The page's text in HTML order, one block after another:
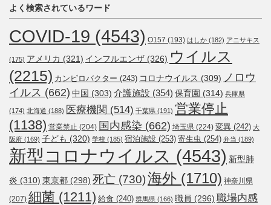
よく検索されているワード
COVID-19 (4543) O157 (193) はしか (182) アニサキス
(175) アメリカ (321) インフルエンザ (326) ウイルス
(2215) カンピロバクター (243) コロナウイルス (309) ノロウ
イルス (662) 中国 (303) 介護施設 (354) 保育園 (314) 兵庫県
(174) 北海道 (188) 医療機関 (514) 千葉県 (191) 営業停止
(1138) 営業禁止 (204) 国内感染 (662) 埼玉県 (224) 変異 (242) 大
阪府 (169) 子ども (320) 学校 (185) 宿泊施設 (253) 寄生虫 (254) 弁当 (189)
新型コロナウイルス (4543) 新型肺
炎 (310) 東京都 (298) 死亡 (730)海外 (1710) 神奈川県
(207) 細菌 (1211) 給食 (240) 群馬県 (166) 職員 (296) 職場内感